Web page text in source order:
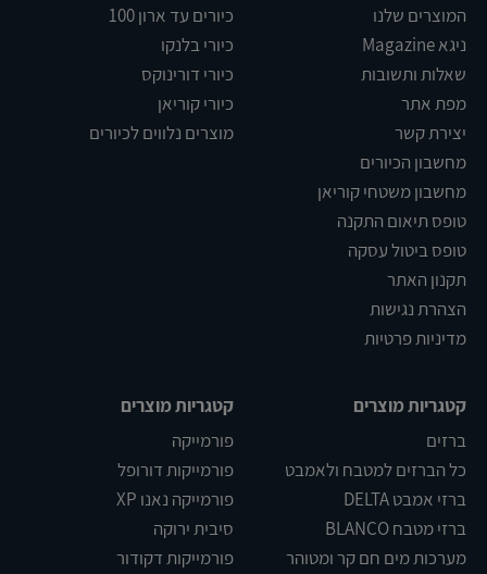
המוצרים שלנו
ניגא Magazine
שאלות ותשובות
מפת אתר
יצירת קשר
מחשבון הכיורים
מחשבון משטחי קוריאן
טופס תיאום התקנה
טופס ביטול עסקה
תקנון האתר
הצהרת נגישות
מדיניות פרטיות
כיורים עד ארון 100
כיורי בלנקו
כיורי דורינוקס
כיורי קוריאן
מוצרים נלווים לכיורים
קטגריות מוצרים
ברזים
כל הברזים למטבח ולאמבט
ברזי אמבט DELTA
ברזי מטבח BLANCO
מערכות מים חם קר ומטוהר
קטגריות מוצרים
פורמייקה
פורמייקות דורופל
פורמייקה נאנו XP
סיבית ירוקה
פורמייקות דקודור